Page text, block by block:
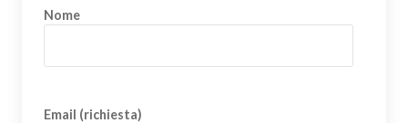
Nome
Email (richiesta)